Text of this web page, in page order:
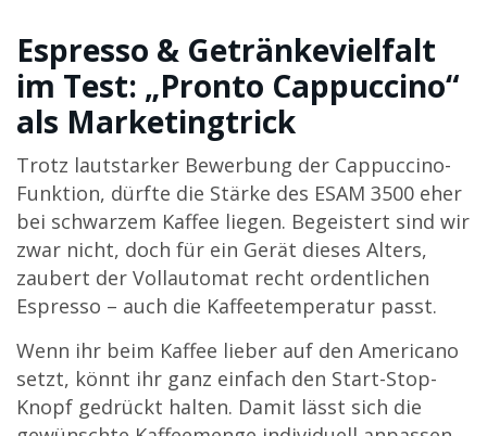
Espresso & Getränkevielfalt
im Test: „Pronto Cappuccino“
als Marketingtrick
Trotz lautstarker Bewerbung der Cappuccino-
Funktion, dürfte die Stärke des ESAM 3500 eher
bei schwarzem Kaffee liegen. Begeistert sind wir
zwar nicht, doch für ein Gerät dieses Alters,
zaubert der Vollautomat recht ordentlichen
Espresso – auch die Kaffeetemperatur passt.
Wenn ihr beim Kaffee lieber auf den Americano
setzt, könnt ihr ganz einfach den Start-Stop-
Knopf gedrückt halten. Damit lässt sich die